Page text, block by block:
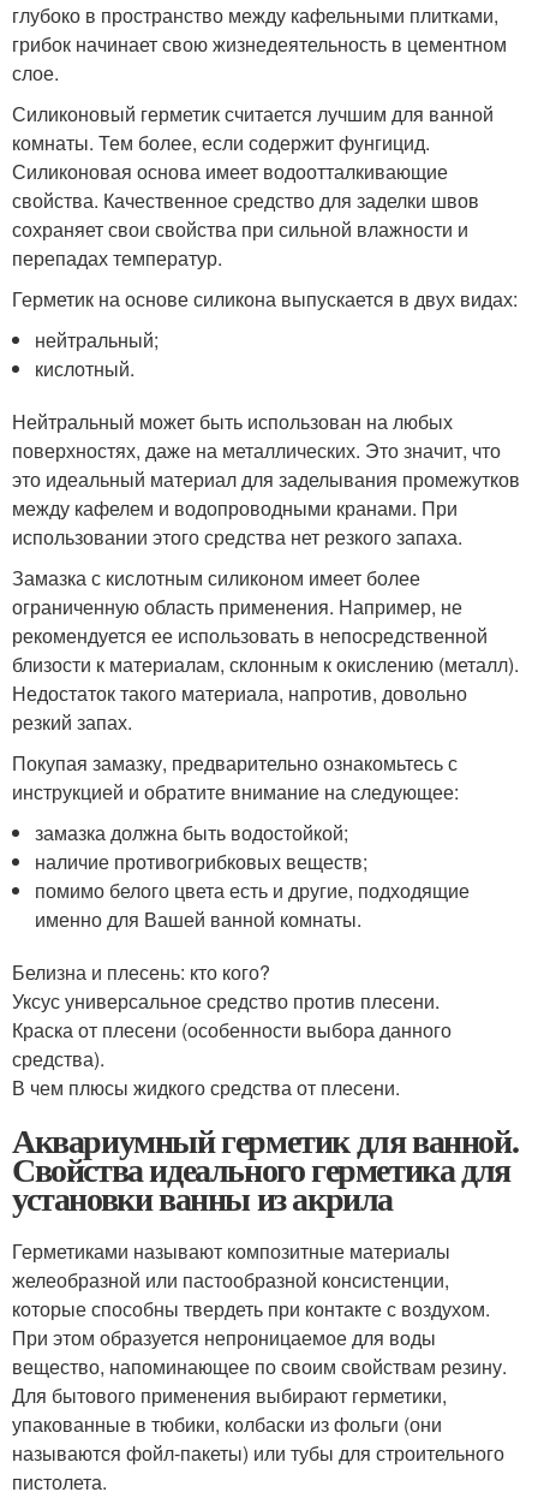
глубоко в пространство между кафельными плитками,
грибок начинает свою жизнедеятельность в цементном
слое.
Силиконовый герметик считается лучшим для ванной
комнаты. Тем более, если содержит фунгицид.
Силиконовая основа имеет водоотталкивающие
свойства. Качественное средство для заделки швов
сохраняет свои свойства при сильной влажности и
перепадах температур.
Герметик на основе силикона выпускается в двух видах:
нейтральный;
кислотный.
Нейтральный может быть использован на любых
поверхностях, даже на металлических. Это значит, что
это идеальный материал для заделывания промежутков
между кафелем и водопроводными кранами. При
использовании этого средства нет резкого запаха.
Замазка с кислотным силиконом имеет более
ограниченную область применения. Например, не
рекомендуется ее использовать в непосредственной
близости к материалам, склонным к окислению (металл).
Недостаток такого материала, напротив, довольно
резкий запах.
Покупая замазку, предварительно ознакомьтесь с
инструкцией и обратите внимание на следующее:
замазка должна быть водостойкой;
наличие противогрибковых веществ;
помимо белого цвета есть и другие, подходящие
именно для Вашей ванной комнаты.
Белизна и плесень: кто кого?
Уксус универсальное средство против плесени.
Краска от плесени (особенности выбора данного
средства).
В чем плюсы жидкого средства от плесени.
Аквариумный герметик для ванной.
Свойства идеального герметика для
установки ванны из акрила
Герметиками называют композитные материалы
желеобразной или пастообразной консистенции,
которые способны твердеть при контакте с воздухом.
При этом образуется непроницаемое для воды
вещество, напоминающее по своим свойствам резину.
Для бытового применения выбирают герметики,
упакованные в тюбики, колбаски из фольги (они
называются фойл-пакеты) или тубы для строительного
пистолета.